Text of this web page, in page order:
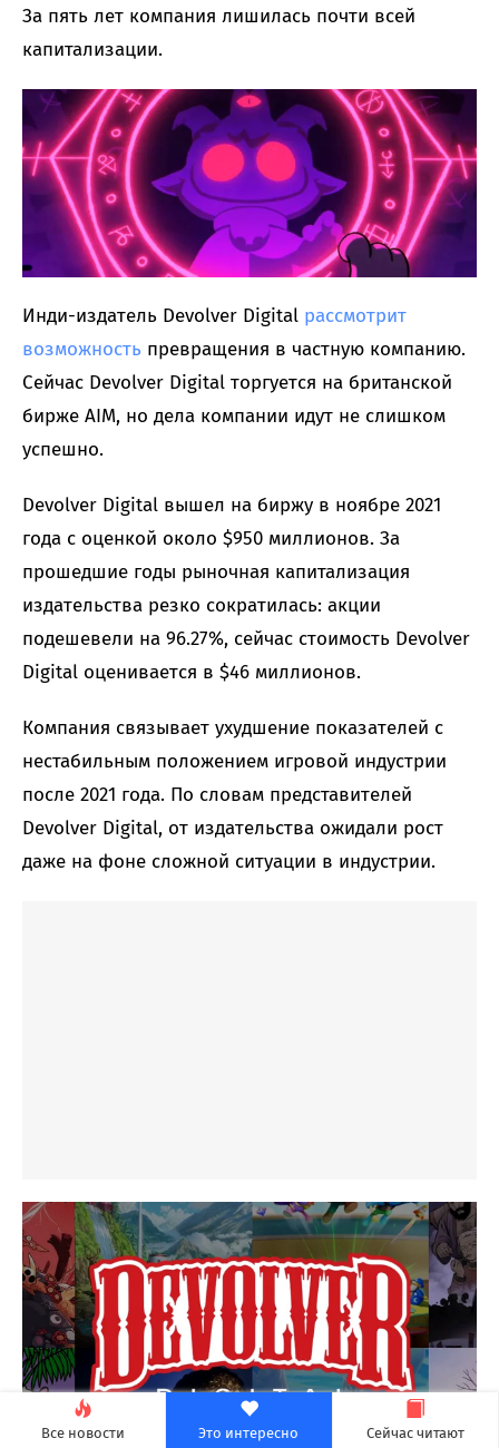
Все новости Это интересно Сейчас читают
За пять лет компания лишилась почти всей
капитализации.
Инди-издатель Devolver Digital рассмотрит
возможность превращения в частную компанию.
Сейчас Devolver Digital торгуется на британской
бирже AIM, но дела компании идут не слишком
успешно.
Devolver Digital вышел на биржу в ноябре 2021
года с оценкой около $950 миллионов. За
прошедшие годы рыночная капитализация
издательства резко сократилась: акции
подешевели на 96.27%, сейчас стоимость Devolver
Digital оценивается в $46 миллионов.
Компания связывает ухудшение показателей с
нестабильным положением игровой индустрии
после 2021 года. По словам представителей
Devolver Digital, от издательства ожидали рост
даже на фоне сложной ситуации в индустрии.